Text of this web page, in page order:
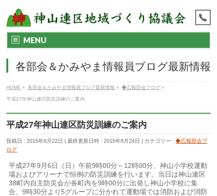
MENU
各部会＆かみやま情報員ブログ最新情報
HOME » 各部会＆かみやま情報員ブログ最新情報 » ◆広報部会ブログ »
平成27年神山連区防災訓練のご案内
平成27年神山連区防災訓練のご案内
投稿日 : 2015年8月22日 最終更新日時 : 2015年8月24日 カテゴリー :◆広報部会ブ
ログ
平成27年9月6日（日）午前9時00分～12時00分、神山小学校運動
場およびアリーナで恒例の防災訓練を行います。当日は神山連区
38町内自主防災会が各町内を9時00分に出発し神山小学校に集
合、9時30分より5グループに分かれて運動場では消防および消防